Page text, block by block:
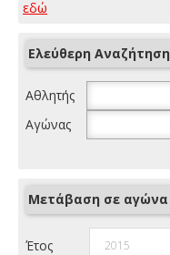
εδώ
Ελεύθερη Αναζήτηση
Αθλητής
Αγώνας
Μετάβαση σε αγώνα
Έτος